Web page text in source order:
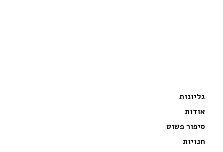
גליונות
אודות
סיפור פשוט
חנויות